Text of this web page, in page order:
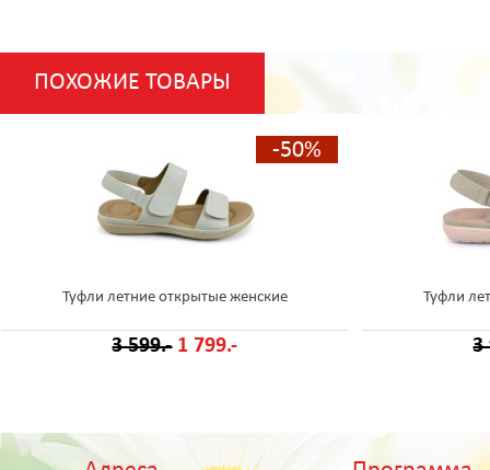
ПОХОЖИЕ ТОВАРЫ
-50%
Туфли летние открытые женские
3 599.- 1 799.-
Туфли
3